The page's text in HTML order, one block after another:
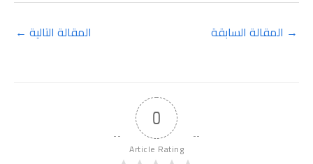
→ المقالة السابقة المقالة التالية ←
0
Article Rating